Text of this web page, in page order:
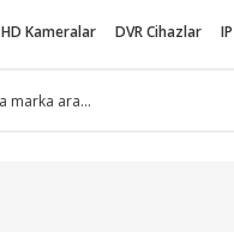
HD Kameralar DVR Cihazlar